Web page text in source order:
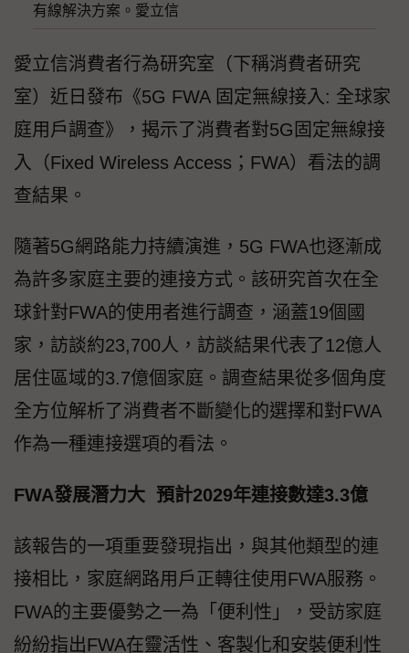
有線解決方案。愛立信
愛立信消費者行為研究室（下稱消費者研究
室）近日發布《5G FWA 固定無線接入: 全球家
庭用戶調查》，揭示了消費者對5G固定無線接
入（Fixed Wireless Access；FWA）看法的調
查結果。
隨著5G網路能力持續演進，5G FWA也逐漸成
為許多家庭主要的連接方式。該研究首次在全
球針對FWA的使用者進行調查，涵蓋19個國
家，訪談約23,700人，訪談結果代表了12億人
居住區域的3.7億個家庭。調查結果從多個角度
全方位解析了消費者不斷變化的選擇和對FWA
作為一種連接選項的看法。
FWA發展潛力大 預計2029年連接數達3.3億
該報告的一項重要發現指出，與其他類型的連
接相比，家庭網路用戶正轉往使用FWA服務。
FWA的主要優勢之一為「便利性」，受訪家庭
紛紛指出FWA在靈活性、客製化和安裝便利性